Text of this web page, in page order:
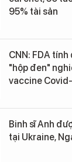
95% tài sản
CNN: FDA
"hộp đen"
vaccine
Binh sĩ Anh
tại Ukraine,